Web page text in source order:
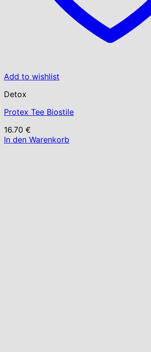
Add to wishlist
Detox
Protex Tee Biostile
16.70 €
In den Warenkorb